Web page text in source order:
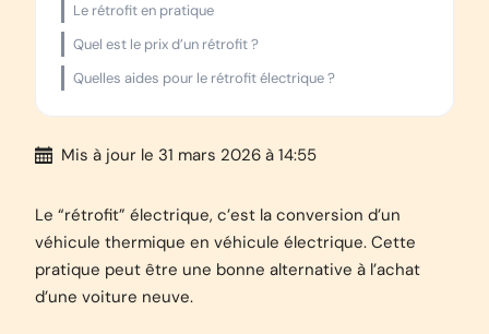
Le rétrofit en pratique
Quel est le prix d’un rétrofit ?
Quelles aides pour le rétrofit électrique ?
Mis à jour le 31 mars 2026 à 14:55
Le “rétrofit” électrique, c’est la conversion d’un
véhicule thermique en véhicule électrique. Cette
pratique peut être une bonne alternative à l’achat
d’une voiture neuve.